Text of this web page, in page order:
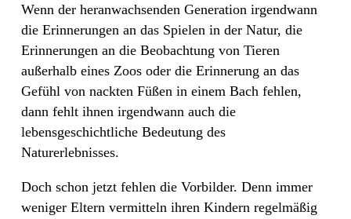
Wenn der heranwachsenden Generation irgendwann
die Erinnerungen an das Spielen in der Natur, die
Erinnerungen an die Beobachtung von Tieren
außerhalb eines Zoos oder die Erinnerung an das
Gefühl von nackten Füßen in einem Bach fehlen,
dann fehlt ihnen irgendwann auch die
lebensgeschichtliche Bedeutung des
Naturerlebnisses.
Doch schon jetzt fehlen die Vorbilder. Denn immer
weniger Eltern vermitteln ihren Kindern regelmäßig